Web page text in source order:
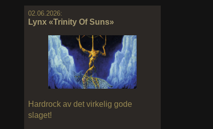
02.06.2026:
Lynx «Trinity Of Suns»
Hardrock av det virkelig gode
slaget!